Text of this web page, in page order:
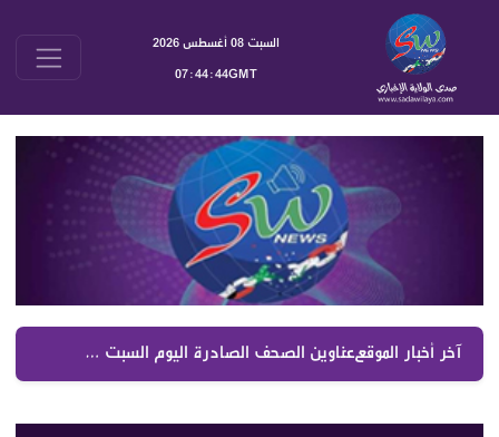
السبت 08 أغسطس 2026
07:44:45GMT
آخر أخبار الموقع : عناوين الصحف الصادرة اليوم السبت 08082026